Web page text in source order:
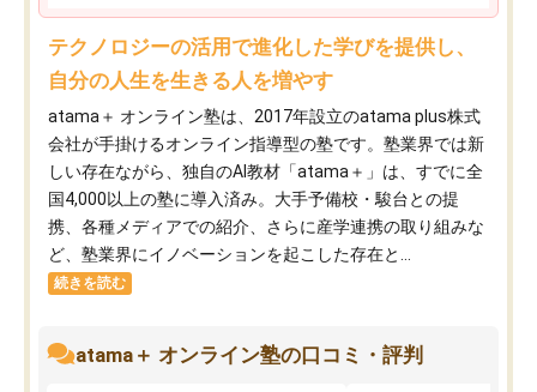
テクノロジーの活用で進化した学びを提供し、
自分の人生を生きる人を増やす
atama＋ オンライン塾は、2017年設立のatama plus株式
会社が手掛けるオンライン指導型の塾です。塾業界では新
しい存在ながら、独自のAI教材「atama＋」は、すでに全
国4,000以上の塾に導入済み。大手予備校・駿台との提
携、各種メディアでの紹介、さらに産学連携の取り組みな
ど、塾業界にイノベーションを起こした存在と...
続きを読む
atama＋ オンライン塾の口コミ・評判